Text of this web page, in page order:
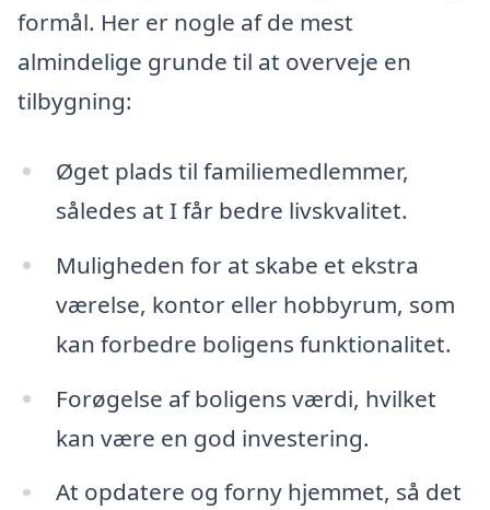
formål. Her er nogle af de mest
almindelige grunde til at overveje en
tilbygning:
Øget plads til familiemedlemmer,
således at I får bedre livskvalitet.
Muligheden for at skabe et ekstra
værelse, kontor eller hobbyrum, som
kan forbedre boligens funktionalitet.
Forøgelse af boligens værdi, hvilket
kan være en god investering.
At opdatere og forny hjemmet, så det